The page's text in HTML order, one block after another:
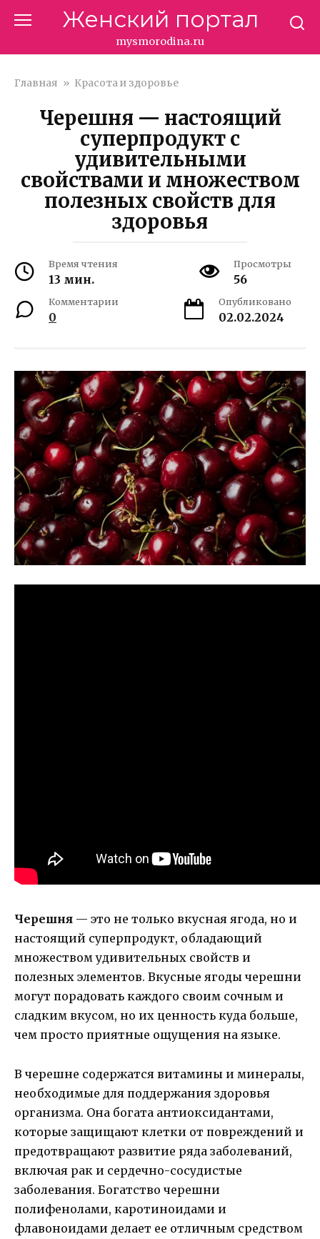
Женский портал
mysmorodina.ru
Главная » Красота и здоровье
Черешня — настоящий
суперпродукт с
удивительными
свойствами и множеством
полезных свойств для
здоровья
Время чтения
13 мин.
Просмотры
56
Комментарии
0
Опубликовано
02.02.2024
Черешня — это не только вкусная ягода, но и
настоящий суперпродукт, обладающий
множеством удивительных свойств и
полезных элементов. Вкусные ягоды черешни
могут порадовать каждого своим сочным и
сладким вкусом, но их ценность куда больше,
чем просто приятные ощущения на языке.
В черешне содержатся витамины и минералы,
необходимые для поддержания здоровья
организма. Она богата антиоксидантами,
которые защищают клетки от повреждений и
предотвращают развитие ряда заболеваний,
включая рак и сердечно-сосудистые
заболевания. Богатство черешни
полифенолами, каротиноидами и
флавоноидами делает ее отличным средством